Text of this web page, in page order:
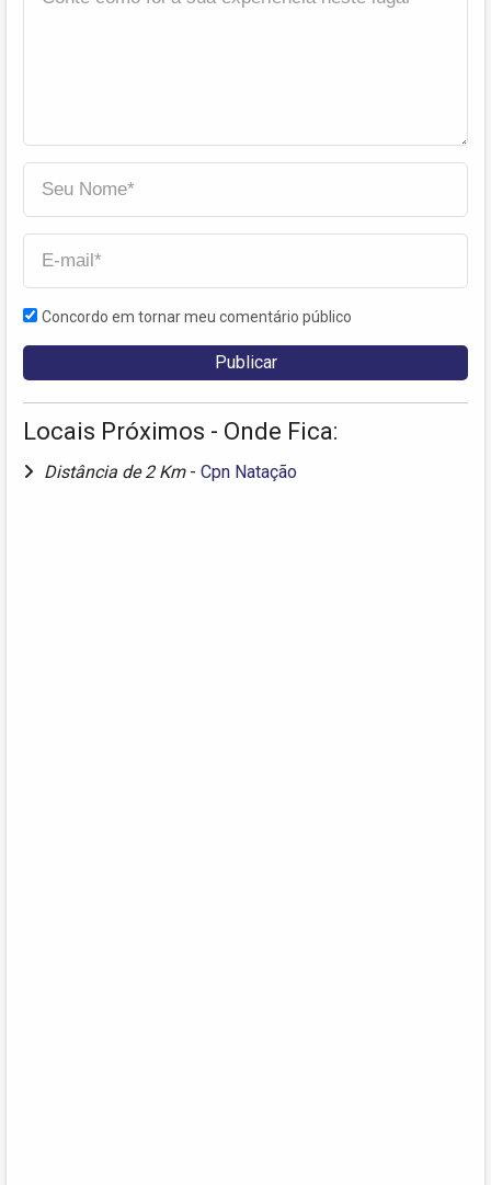
Concordo em tornar meu comentário público
Locais Próximos - Onde Fica:
Distância de 2 Km - Cpn Natação